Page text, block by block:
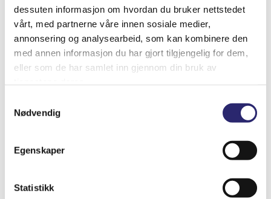
dessuten informasjon om hvordan du bruker nettstedet
vårt, med partnerne våre innen sosiale medier,
annonsering og analysearbeid, som kan kombinere den
med annen informasjon du har gjort tilgjengelig for dem,
eller som de har samlet inn gjennom din bruk av
Nødvendig
Egenskaper
Statistikk
Relaterte produkter